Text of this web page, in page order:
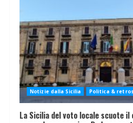
Notizie dalla Sicilia Politica &
La Sicilia del voto locale scuote